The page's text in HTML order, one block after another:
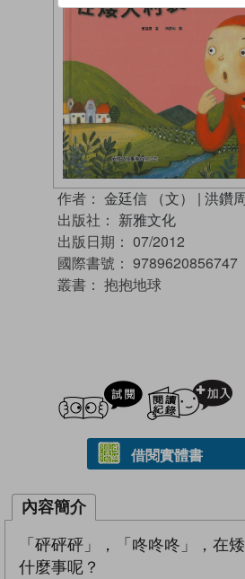
作者： 金廷信 （文） | 洪鑽
出版社： 新雅文化
出版日期： 07/2012
國際書號： 9789620856747
叢書： 抱抱地球
試閲
借閱實體書
內容簡介
「砰砰砰」，「咚咚咚」，在
什麼事呢？